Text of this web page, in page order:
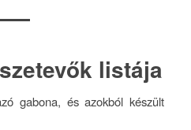
listája
és azokból készült